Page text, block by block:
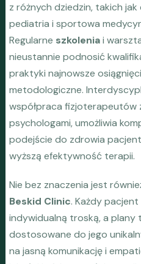
z różnych dziedzin, takich
pediatria i sportowa
Regularne szkoleniai
nieustannie podnosić
praktyki najnowsze
metodologiczne.
współpraca fizjoterapeutów
psychologami, umożliwia
podejście do zdrowia
wyższą efektywność terapii.
Nie bez znaczenia jest
Beskid Clinic. Każdy
indywidualną troską, a plany
dostosowane do jego
na jasną komunikację i